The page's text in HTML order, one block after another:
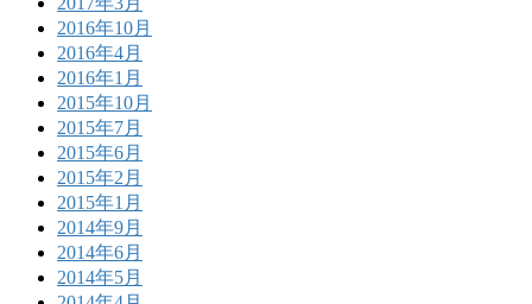
2016年10月
2016年4月
2016年1月
2015年10月
2015年7月
2015年6月
2015年2月
2015年1月
2014年9月
2014年6月
2014年5月